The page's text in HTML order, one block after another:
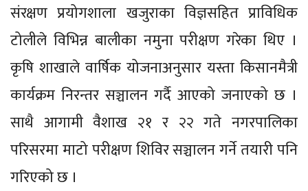
संरक्षण प्रयोगशाला खजुराका विज्ञसहित प्राविधिक
टोलीले विभिन्न बालीका नमुना परीक्षण गरेका थिए ।
कृषि शाखाले वार्षिक योजनाअनुसार यस्ता किसानमैत्री
कार्यक्रम निरन्तर सञ्चालन गर्दै आएको जनाएको छ ।
साथै आगामी वैशाख २१ र २२ गते नगरपालिका
परिसरमा माटो परीक्षण शिविर सञ्चालन गर्ने तयारी पनि
गरिएको छ ।